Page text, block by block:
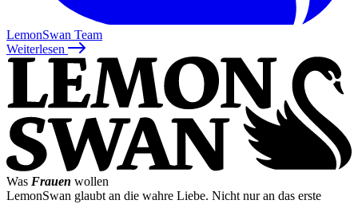
LemonSwan Team
Weiterlesen
Was Frauen wollen
LemonSwan glaubt an die wahre Liebe. Nicht nur an das erste